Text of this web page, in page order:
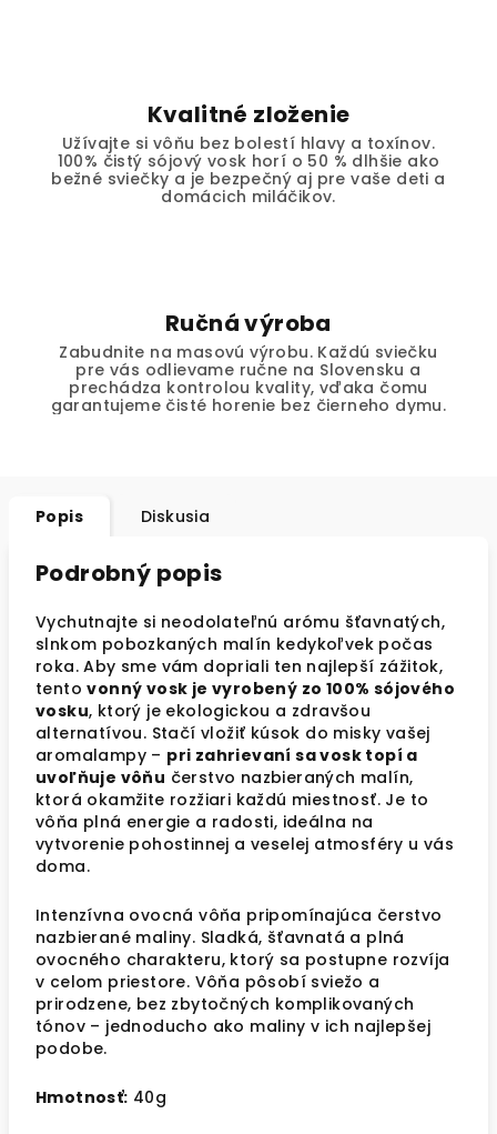
Kvalitné zloženie
Užívajte si vôňu bez bolestí hlavy a toxínov.
100% čistý sójový vosk horí o 50 % dlhšie ako
bežné sviečky a je bezpečný aj pre vaše deti a
domácich miláčikov.
Ručná výroba
Zabudnite na masovú výrobu. Každú sviečku
pre vás odlievame ručne na Slovensku a
prechádza kontrolou kvality, vďaka čomu
garantujeme čisté horenie bez čierneho dymu.
Popis Diskusia
Podrobný popis
Vychutnajte si neodolateľnú arómu šťavnatých,
slnkom pobozkaných malín kedykoľvek počas
roka. Aby sme vám dopriali ten najlepší zážitok,
tentovonný vosk je vyrobený zo 100% sójového
vosku, ktorý je ekologickou a zdravšou
alternatívou. Stačí vložiť kúsok do misky vašej
aromalampy – pri zahrievaní sa vosk topí a
uvoľňuje vôňu čerstvo nazbieraných malín,
ktorá okamžite rozžiari každú miestnosť. Je to
vôňa plná energie a radosti, ideálna na
vytvorenie pohostinnej a veselej atmosféry u vás
doma.
Intenzívna ovocná vôňa pripomínajúca čerstvo
nazbierané maliny. Sladká, šťavnatá a plná
ovocného charakteru, ktorý sa postupne rozvíja
v celom priestore. Vôňa pôsobí sviežo a
prirodzene, bez zbytočných komplikovaných
tónov – jednoducho ako maliny v ich najlepšej
podobe.
Hmotnosť: 40g